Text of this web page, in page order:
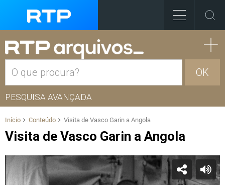
OK
PESQUISA AVANÇADA
Início Conteúdo Visita de Vasco Garin a Angola
Visita de Vasco Garin a Angola